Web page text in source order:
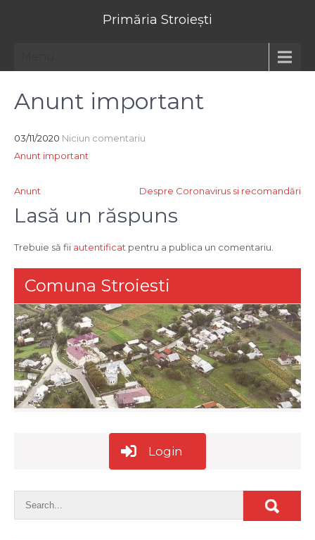
Primăria Stroiești
Anunt important
03/11/2020 Niciun comentariu
Anunt important
Navigare
în
Anunt Despre Coronavirus si recomandări
Lasă un răspuns
Trebuie să fii autentificat pentru a publica un comentariu.
Comuna Stroiesti
Login